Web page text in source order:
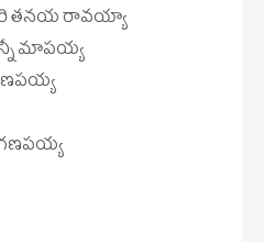
తనయ రావయ్యా
మాపయ్య